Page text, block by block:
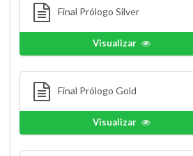
Final Prólogo Silver
Visualizar
Final Prólogo Gold
Visualizar